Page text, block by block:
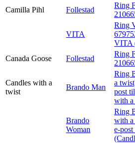
Camilla Pihl
Follestad
Ring
VITA
Ring
VITA
Canada Goose
Follestad
Ring
Candles with a
twist
Brando Man
Ring
a
post
with
Brando
Woman
Ring
with a
e-post